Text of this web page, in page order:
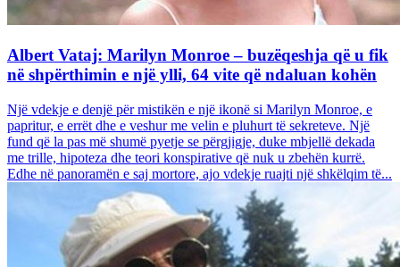
Albert Vataj: Marilyn Monroe – buzëqeshja që u fik
në shpërthimin e një ylli, 64 vite që ndaluan kohën
Një vdekje e denjë për mistikën e një ikonë si Marilyn Monroe, e
papritur, e errët dhe e veshur me velin e pluhurt të sekreteve. Një
fund që la pas më shumë pyetje se përgjigje, duke mbjellë dekada
me trille, hipoteza dhe teori konspirative që nuk u zbehën kurrë.
Edhe në panoramën e saj mortore, ajo vdekje ruajti një shkëlqim të...